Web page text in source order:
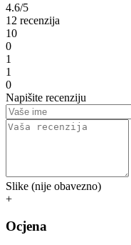
4.6/5
12 recenzija
10
0
1
1
0
Napišite recenziju
Slike (nije obavezno)
+
Ocjena